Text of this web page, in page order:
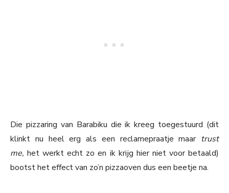
Die pizzaring van Barabiku die ik kreeg toegestuurd (dit
klinkt nu heel erg als een reclamepraatje maar trust
me,het werkt echt zo en ik krijg hier niet voor betaald)
bootst het effect van zo’n pizzaoven dus een beetje na.